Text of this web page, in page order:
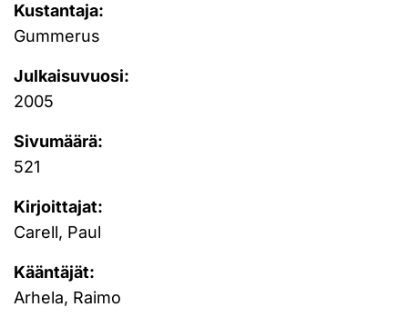
Kustantaja:
Gummerus
Julkaisuvuosi:
2005
Sivumäärä:
521
Kirjoittajat:
Carell, Paul
Kääntäjät:
Arhela, Raimo